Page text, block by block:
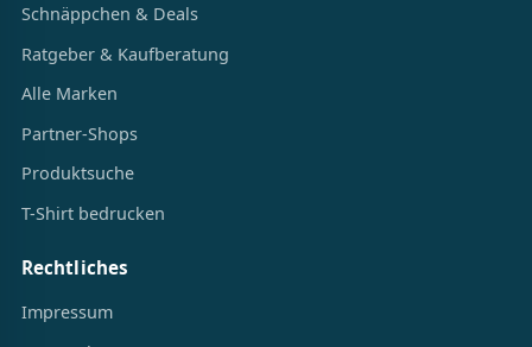
Schnäppchen & Deals
Ratgeber & Kaufberatung
Alle Marken
Partner-Shops
Produktsuche
T-Shirt bedrucken
Rechtliches
Impressum